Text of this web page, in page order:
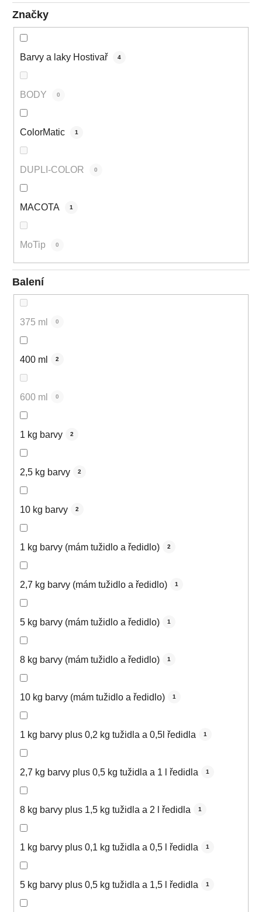
Značky
Barvy a laky Hostivař 4
BODY 0
ColorMatic 1
DUPLI-COLOR 0
MACOTA 1
MoTip 0
Balení
375 ml 0
400 ml 2
600 ml 0
1 kg barvy 2
2,5 kg barvy 2
10 kg barvy 2
1 kg barvy (mám tužidlo a ředidlo) 2
2,7 kg barvy (mám tužidlo a ředidlo) 1
5 kg barvy (mám tužidlo a ředidlo) 1
8 kg barvy (mám tužidlo a ředidlo) 1
10 kg barvy (mám tužidlo a ředidlo) 1
1 kg barvy plus 0,2 kg tužidla a 0,5l ředidla 1
2,7 kg barvy plus 0,5 kg tužidla a 1 l ředidla 1
8 kg barvy plus 1,5 kg tužidla a 2 l ředidla 1
1 kg barvy plus 0,1 kg tužidla a 0,5 l ředidla 1
5 kg barvy plus 0,5 kg tužidla a 1,5 l ředidla 1